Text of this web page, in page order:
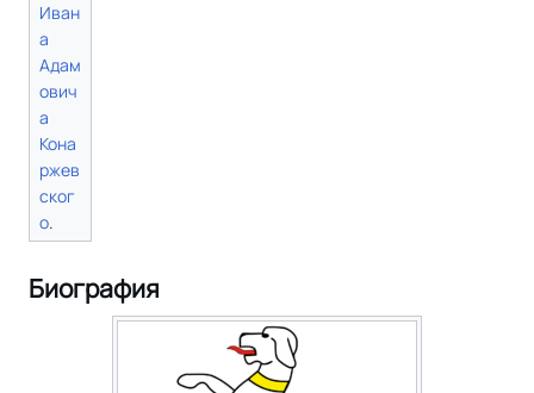
Иван
а
Адам
ович
а
Кона
ржев
ског
о.
Биография